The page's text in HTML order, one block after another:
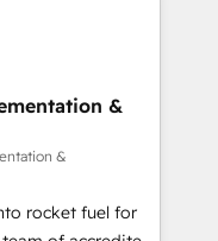
for
across Sales
Data Hub and
and ISO
standard •
built on
&
&
rocket fuel for